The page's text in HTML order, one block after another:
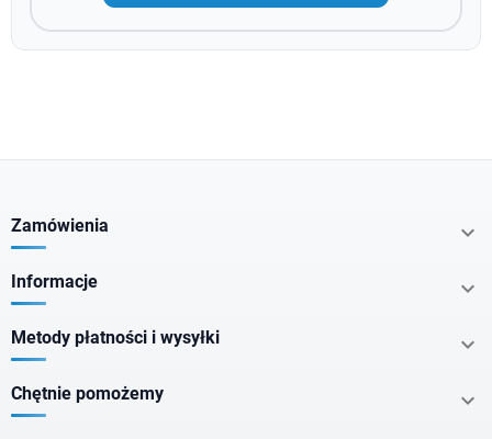
Zamówienia 
Informacje 
Metody płatności i wysyłki 
Chętnie pomożemy 